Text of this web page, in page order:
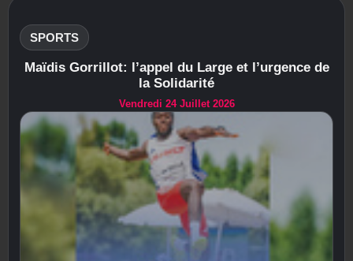
SPORTS
Maïdis Gorrillot: l’appel du Large et l’urgence de
la Solidarité
Vendredi 24 Juillet 2026